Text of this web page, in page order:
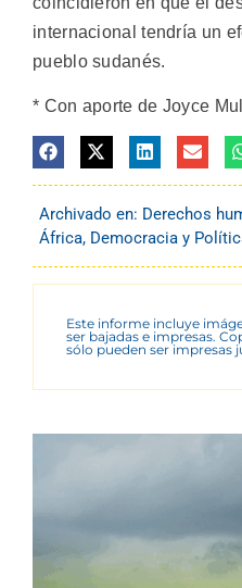
internacional tendría un
pueblo sudanés.
* Con aporte de Joyce
Archivado en: Derechos
África, Democracia y
Este informe incluye
ser bajadas e impresas.
sólo pueden ser impresas